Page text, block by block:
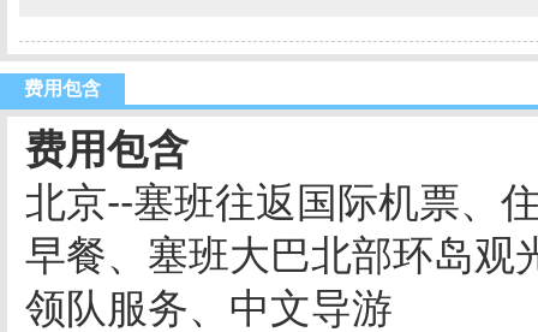
费用包含
费用包含
北京--塞班往返国际机票、
早餐、塞班大巴北部环岛观
领队服务、中文导游